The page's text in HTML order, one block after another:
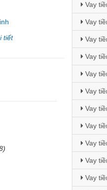
tiết
Vay
Vay
Vay
Vay
Vay
Vay
Vay
Vay
Vay
Vay
Vay